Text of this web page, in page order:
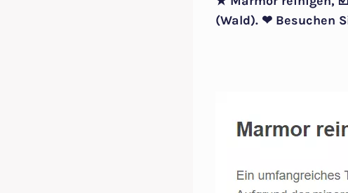
(Wald). ❤ Besuchen